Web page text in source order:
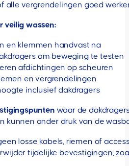
alle vergrendelingen goed
veilig wassen:
en klemmen handvast na
om beweging te testen
afdichtingen op scheuren
en vergrendelingen
inclusief dakdragers
waar de
kunnen onder druk van de
losse kabels, riemen of
tijdelijke bevestigingen,